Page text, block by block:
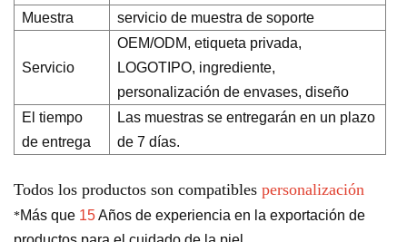
Muestra
servicio de muestra de soporte
Servicio
OEM/ODM, etiqueta privada,
LOGOTIPO, ingrediente,
personalización de envases, diseño
El tiempo
de entrega
Las muestras se entregarán en un plazo
de 7 días.
Todos los productos son compatibles personalización
*Más que 15Años de experiencia en la exportación de